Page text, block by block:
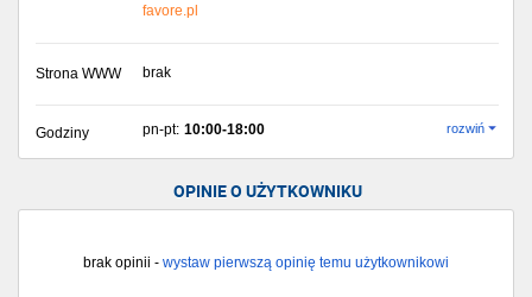
favore.pl
Strona WWW brak
Godziny pn-pt: 10:00-18:00 rozwiń
OPINIE O UŻYTKOWNIKU
brak opinii - wystaw pierwszą opinię temu użytkownikowi